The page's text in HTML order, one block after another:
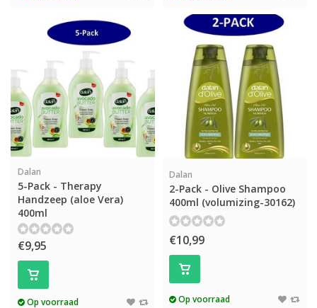
Dalan
5-Pack - Therapy
Handzeep (aloe Vera)
400ml
€9,95
Op voorraad
Dalan
2-Pack - Olive Shampoo
400ml (volumizing-30162)
€10,99
Op voorraad